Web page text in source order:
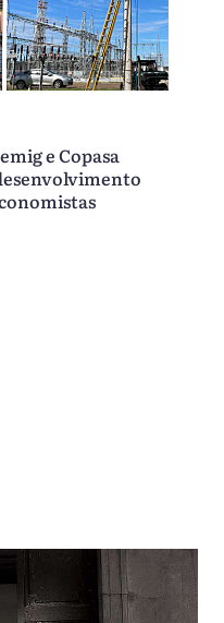
e Copasa